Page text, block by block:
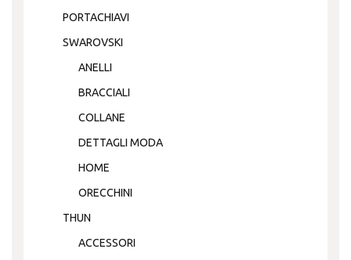
PORTACHIAVI
SWAROVSKI
ANELLI
BRACCIALI
COLLANE
DETTAGLI MODA
HOME
ORECCHINI
THUN
ACCESSORI